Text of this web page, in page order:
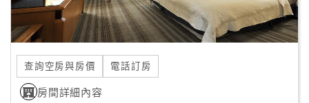
訂
單
管
理
查詢空房與房價 電話訂房
房間詳細內容